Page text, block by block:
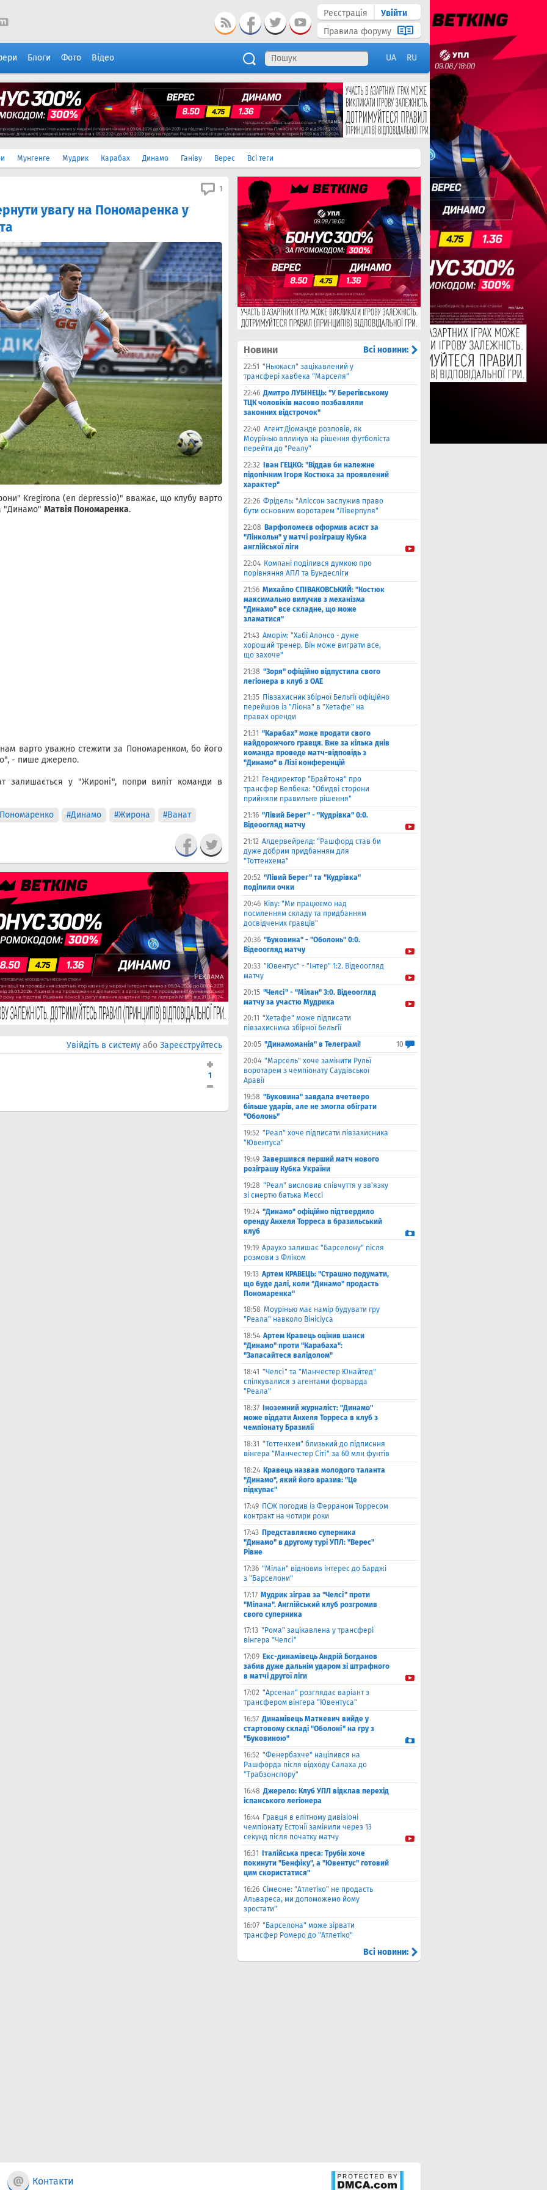
Реєстрація
Увійти
Правила форуму
Блоги Фото Відео UA RU
Мунгенге Мудрик Карабах Динамо Ганіву Верес Всі теги
1
увагу на Пономаренка у
Kregirona (en depressio)" вважає, що клубу варто
"Динамо" Матвія Пономаренка.
варто уважно стежити за Пономаренком, бо його
- пише джерело.
залишається у "Жироні", попри виліт команди в
#Динамо #Жирона #Ванат
Увійдіть в систему або Зареєструйтесь
1
Новини Всі новини:
22:51 "Ньюкасл" зацікавлений у
трансфері хавбека "Марселя"
22:46 Дмитро ЛУБІНЕЦЬ: "У Берегівському
ТЦК чоловіків масово позбавляли
законних відстрочок"
22:40 Агент Діоманде розповів, як
Моурінью вплинув на рішення футболіста
перейти до "Реалу"
22:32
Іван ГЕЦКО: "Віддав би належне
підопічним Ігоря Костюка за проявлений
характер"
22:26 Фрідель: "Аліссон заслужив право
бути основним воротарем "Ліверпуля"
22:08 Варфоломеєв оформив асист за
"Лінкольн" у матчі розіграшу Кубка
англійської ліги
22:04 Компані поділився думкою про
порівняння АПЛ та Бундесліги
21:56 Михайло СПІВАКОВСЬКИЙ: "Костюк
максимально вилучив з механізма
"Динамо" все складне, що може
зламатися"
21:43 Аморім: "Хабі Алонсо - дуже
хороший тренер. Він може виграти все,
що захоче"
21:38 "Зоря" офіційно відпустила свого
легіонера в клуб з ОАЕ
21:35 Півзахисник збірної Бельгії офіційно
перейшов із "Ліона" в "Хетафе" на
правах оренди
21:31 "Карабах" може продати свого
найдорожчого гравця. Вже за кілька днів
команда проведе матч-відповідь з
"Динамо" в Лізі конференцій
21:21
Гендиректор "Брайтона" про
трансфер Велбека: "Обидві сторони
прийняли правильне рішення"
21:16 "Лівий Берег" - "Кудрівка" 0:0.
Відеоогляд матчу
21:12 Алдервейрелд: "Рашфорд став би
дуже добрим придбанням для
"Тоттенхема"
20:52 "Лівий Берег" та "Кудрівка"
поділили очки
20:46 Ківу: "Ми працюємо над
посиленням складу та придбанням
досвідчених гравців"
20:36 "Буковина" - "Оболонь" 0:0.
Відеоогляд матчу
20:33 "Ювентус" - "Інтер" 1:2. Відеоогляд
матчу
20:15 "Челсі" - "Мілан" 3:0. Відеоогляд
матчу за участю Мудрика
20:11 "Хетафе" може підписати
півзахисника збірної Бельгії
20:05 "Динамоманія" в Телеграмі!
10
20:04 "Марсель" хоче замінити Рульї
воротарем з чемпіонату Саудівської
Аравії
19:58 "Буковина" завдала вчетверо
більше ударів, але не змогла обіграти
"Оболонь"
19:52 "Реал" хоче підписати півзахисника
"Ювентуса"
19:49 Завершився перший матч нового
розіграшу Кубка України
19:28 "Реал" висловив співчуття у зв'язку
зі смертю батька Мессі
19:24 "Динамо" офіційно підтвердило
оренду Анхеля Торреса в бразильський
клуб
19:19 Араухо залишає "Барселону" після
розмови з Фліком
19:13 Артем КРАВЕЦЬ: "Страшно подумати,
що буде далі, коли "Динамо" продасть
Пономаренка"
18:58 Моурінью має намір будувати гру
"Реала" навколо Вінісіуса
18:54 Артем Кравець оцінив шанси
"Динамо" проти "Карабаха":
"Запасайтеся валідолом"
18:41 "Челсі" та "Манчестер Юнайтед"
спілкувалися з агентами форварда
"Реала"
18:37
Іноземний журналіст: "Динамо"
може віддати Анхеля Торреса в клуб з
чемпіонату Бразилії
18:31 "Тоттенхем" близький до підписння
вінгера "Манчестер Сіті" за 60 млн фунтів
18:24 Кравець назвав молодого таланта
"Динамо", який його вразив: "Це
підкупає"
17:49 ПСЖ погодив із Ферраном Торресом
контракт на чотири роки
17:43 Представляємо суперника
"Динамо" в другому турі УПЛ: "Верес"
Рівне
17:36 "Мілан" відновив інтерес до Барджі
з "Барселони"
17:17 Мудрик зіграв за "Челсі" проти
"Мілана". Англійський клуб розгромив
свого суперника
17:13 "Рома" зацікавлена у трансфері
вінгера "Челсі"
17:09 Екс-динамівець Андрій Богданов
забив дуже дальнім ударом зі штрафного
в матчі другої ліги
17:02 "Арсенал" розглядає варіант з
трансфером вінгера "Ювентуса"
16:57 Динамівець Маткевич вийде у
стартовому складі "Оболоні" на гру з
"Буковиною"
16:52 "Фенербахче" націлився на
Рашфорда після відходу Салаха до
"Трабзонспору"
16:48 Джерело: Клуб УПЛ відклав перехід
іспанського легіонера
16:44 Гравця в елітному дивізіоні
чемпіонату Естонії замінили через 13
секунд після початку матчу
16:31
Італійська преса: Трубін хоче
покинути "Бенфіку", а "Ювентус" готовий
цим скористатися"
16:26 Сімеоне: "Атлетіко" не продасть
Альвареса, ми допоможемо йому
зростати"
16:07 "Барселона" може зірвати
трансфер Ромеро до "Атлетіко"
Всі новини:
Контакти